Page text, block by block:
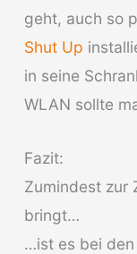
geht, auch so
Shut Up
in seine
WLAN sollte
Fazit:
Zumindest zur
bringt…
…ist es bei den